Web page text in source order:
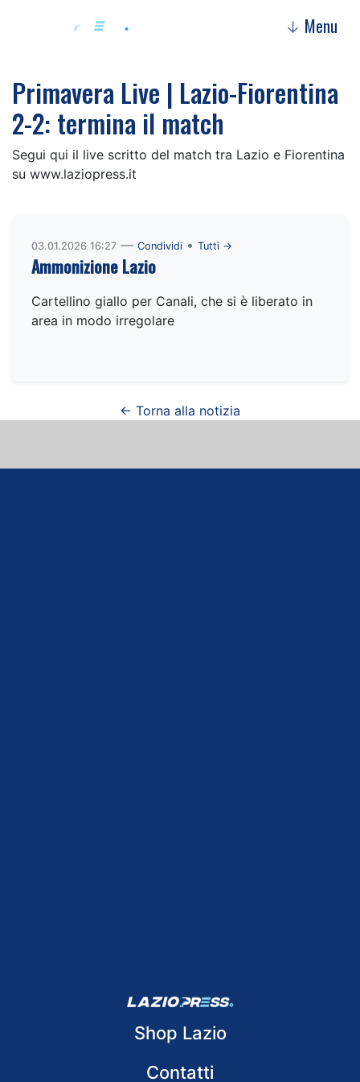
↓ Menu
Primavera Live | Lazio-Fiorentina
2-2: termina il match
Segui qui il live scritto del match tra Lazio e Fiorentina
su www.laziopress.it
03.01.2026 16:27 — Condividi • Tutti →
Ammonizione Lazio
Cartellino giallo per Canali, che si è liberato in
area in modo irregolare
← Torna alla notizia
Shop Lazio
Contatti